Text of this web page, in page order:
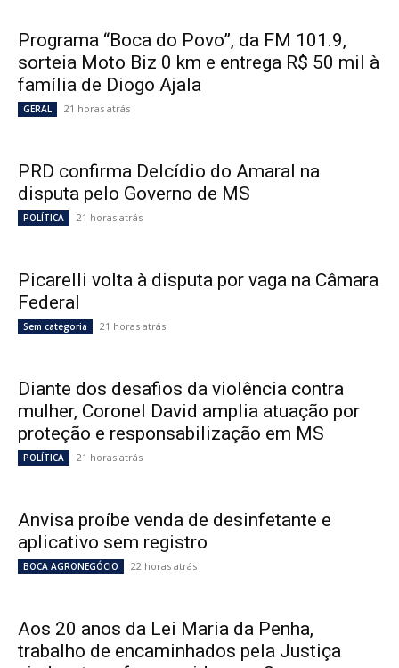
Programa “Boca do Povo”, da FM 101.9,
sorteia Moto Biz 0 km e entrega R$ 50 mil à
família de Diogo Ajala
GERAL 21 horas atrás
PRD confirma Delcídio do Amaral na
disputa pelo Governo de MS
POLÍTICA 21 horas atrás
Picarelli volta à disputa por vaga na Câmara
Federal
Sem categoria 21 horas atrás
Diante dos desafios da violência contra
mulher, Coronel David amplia atuação por
proteção e responsabilização em MS
POLÍTICA 21 horas atrás
Anvisa proíbe venda de desinfetante e
aplicativo sem registro
BOCA AGRONEGÓCIO 22 horas atrás
Aos 20 anos da Lei Maria da Penha,
trabalho de encaminhados pela Justiça